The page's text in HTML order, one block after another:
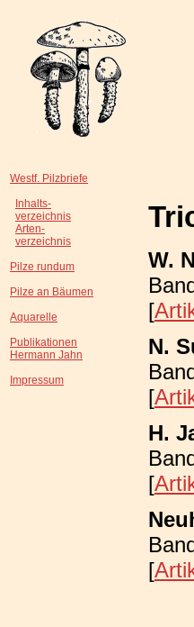
Westf. Pilzbriefe
Inhalts-
verzeichnis
Arten-
verzeichnis
Pilze rundum
Pilze an Bäumen
Aquarelle
Publikationen
Hermann Jahn
Impressum
W.
[
N.
[
H.
[
[